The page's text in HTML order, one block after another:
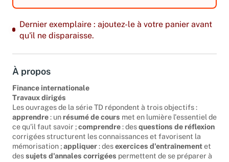
Dernier exemplaire : ajoutez-le à votre panier avant
qu'il ne disparaisse.
À propos
Finance internationale
Travaux dirigés
Les ouvrages de la série TD répondent à trois objectifs :
apprendre: un résumé de cours met en lumière l'essentiel de
ce qu'il faut savoir ;comprendre: desquestions de réflexion
corrigées structurent les connaissances et favorisent la
mémorisation ;appliquer: desexercices d'entraînementet
dessujets d'annales corrigées permettent de se préparer à